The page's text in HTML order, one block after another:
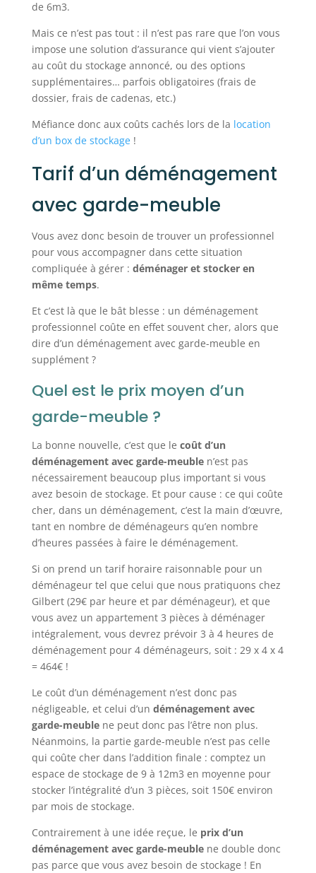
de 6m3.
Mais ce n’est pas tout : il n’est pas rare que l’on vous
impose une solution d’assurance qui vient s’ajouter
au coût du stockage annoncé, ou des options
supplémentaires… parfois obligatoires (frais de
dossier, frais de cadenas, etc.)
Méfiance donc aux coûts cachés lors de la location
d’un box de stockage!
Tarif d’un déménagement
avec garde-meuble
Vous avez donc besoin de trouver un professionnel
pour vous accompagner dans cette situation
compliquée à gérer : déménager et stocker en
même temps.
Et c’est là que le bât blesse : un déménagement
professionnel coûte en effet souvent cher, alors que
dire d’un déménagement avec garde-meuble en
supplément ?
Quel est le prix moyen d’un
garde-meuble ?
La bonne nouvelle, c’est que le coût d’un
déménagement avec garde-meublen’est pas
nécessairement beaucoup plus important si vous
avez besoin de stockage. Et pour cause : ce qui coûte
cher, dans un déménagement, c’est la main d’œuvre,
tant en nombre de déménageurs qu’en nombre
d’heures passées à faire le déménagement.
Si on prend un tarif horaire raisonnable pour un
déménageur tel que celui que nous pratiquons chez
Gilbert (29€ par heure et par déménageur), et que
vous avez un appartement 3 pièces à déménager
intégralement, vous devrez prévoir 3 à 4 heures de
déménagement pour 4 déménageurs, soit : 29 x 4 x 4
= 464€ !
Le coût d’un déménagement n’est donc pas
négligeable, et celui d’un déménagement avec
garde-meublene peut donc pas l’être non plus.
Néanmoins, la partie garde-meuble n’est pas celle
qui coûte cher dans l’addition finale : comptez un
espace de stockage de 9 à 12m3 en moyenne pour
stocker l’intégralité d’un 3 pièces, soit 150€ environ
par mois de stockage.
Contrairement à une idée reçue, le prix d’un
déménagement avec garde-meublene double donc
pas parce que vous avez besoin de stockage ! En